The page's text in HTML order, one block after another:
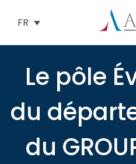
FR
Le pôle
du
du